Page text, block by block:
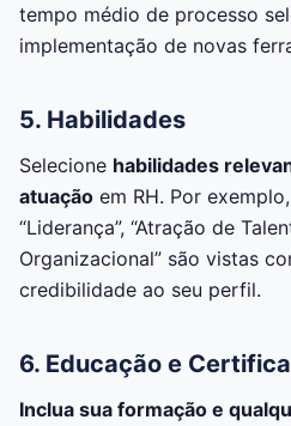
tempo médio de processo
implementação de novas
5. Habilidades
Selecione habilidades
atuação em RH. Por
“Liderança”, “Atração de
Organizacional” são vistas
credibilidade ao seu perfil.
6. Educação e
Inclua sua formação e